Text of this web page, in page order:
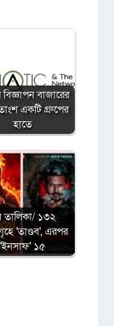
বাজারের
একটি গ্রুপের
হাতে
১৩২
'তাণ্ডব', এরপর
'ইনসাফ' ১৫